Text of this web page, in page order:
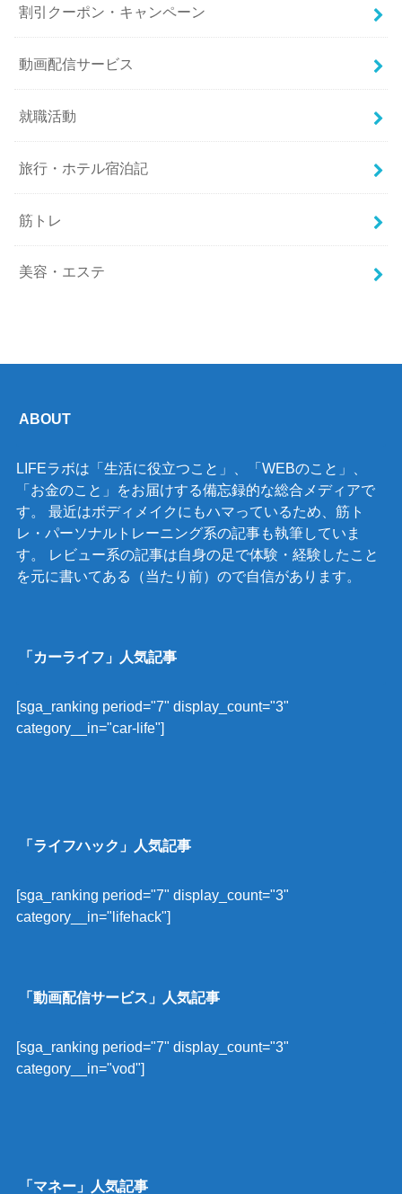
割引クーポン・キャンペーン
動画配信サービス
就職活動
旅行・ホテル宿泊記
筋トレ
美容・エステ
ABOUT
LIFEラボは「生活に役立つこと」、「WEBのこと」、
「お金のこと」をお届けする備忘録的な総合メディアで
す。 最近はボディメイクにもハマっているため、筋ト
レ・パーソナルトレーニング系の記事も執筆していま
す。 レビュー系の記事は自身の足で体験・経験したこと
を元に書いてある（当たり前）ので自信があります。
「カーライフ」人気記事
[sga_ranking period="7" display_count="3"
category__in="car-life"]
「ライフハック」人気記事
[sga_ranking period="7" display_count="3"
category__in="lifehack"]
「動画配信サービス」人気記事
[sga_ranking period="7" display_count="3"
category__in="vod"]
「マネー」人気記事